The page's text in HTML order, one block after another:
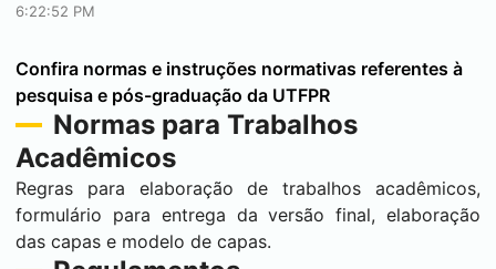
6:22:52 PM
Confira normas e instruções normativas referentes à
pesquisa e pós-graduação da UTFPR
Normas para Trabalhos
Acadêmicos
Regras para elaboração de trabalhos acadêmicos,
formulário para entrega da versão final, elaboração
das capas e modelo de capas.